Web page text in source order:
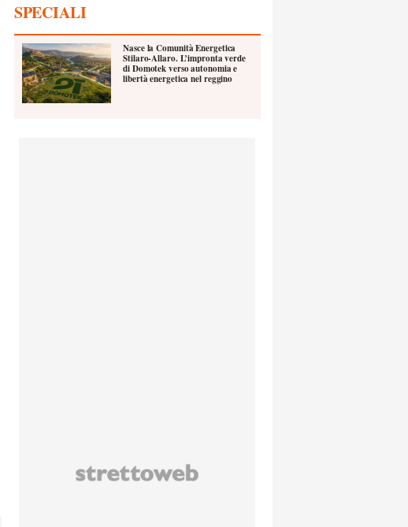
SPECIALI
Nasce la Comunità Energetica
Stilaro-Allaro. L’impronta verde
di Domotek verso autonomia e
libertà energetica nel reggino